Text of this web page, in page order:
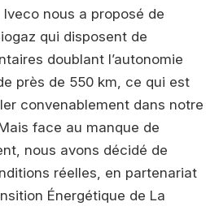
nous a proposé de
qui disposent de
doublant l’autonomie
près de 550 km, ce qui est
convenablement dans notre
face au manque de
nous avons décidé de
réelles, en partenariat
Énergétique de La